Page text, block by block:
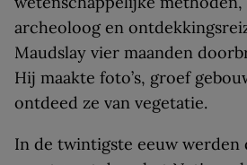
archeoloog en
Maudslay vier maanden
Hij maakte foto’s, groef
ontdeed ze van vegetatie.
In de twintigste eeuw werden